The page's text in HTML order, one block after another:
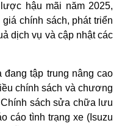
hậu mãi năm 2025,
chính sách, phát triển
dịch vụ và cập nhật các
đang tập trung nâng cao
chính sách và chương
sách sửa chữa lưu
cáo tình trạng xe (Isuzu